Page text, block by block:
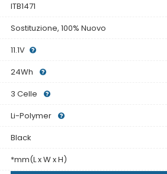
ITB1471
Sostituzione, 100% Nuovo
11.1V
24Wh
3 Celle
Li-Polymer
Black
*mm(L x W x H)